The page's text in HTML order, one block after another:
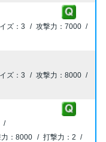
3
7000
3
8000
8000
2